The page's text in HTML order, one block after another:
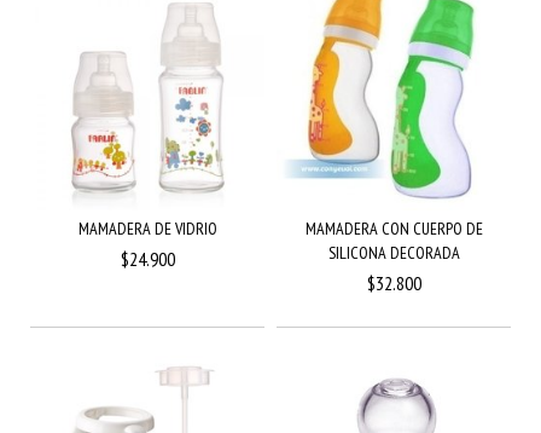
MAMADERA DE VIDRIO
$24.900
MAMADERA CON CUERPO DE
SILICONA DECORADA
$32.800